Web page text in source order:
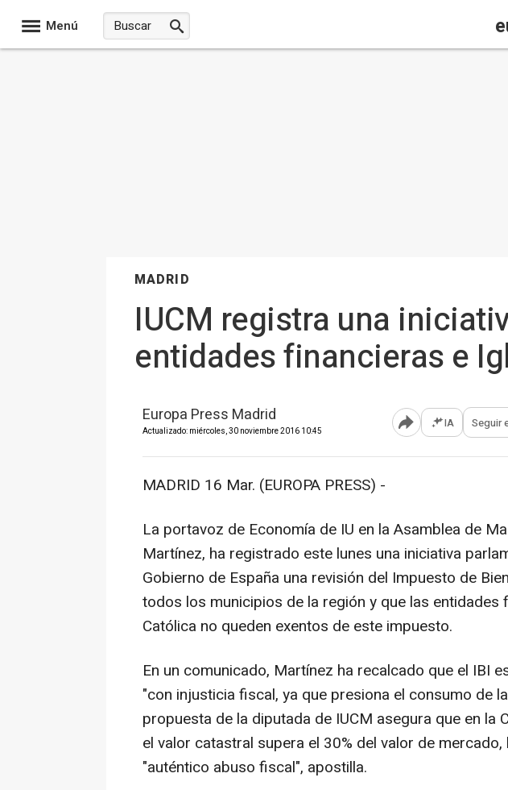
Menú
MADRID
IUCM registra una
entidades financieras e
Europa Press Madrid
Actualizado: miércoles, 30 noviembre 2016 10:45 Abrir opciones para
IA Seguir
MADRID 16 Mar. (EUROPA PRESS) -
La portavoz de Economía de IU en la Asamblea de
Martínez, ha registrado este lunes una iniciativa
Gobierno de España una revisión del Impuesto de
todos los municipios de la región y que las entidades
Católica no queden exentos de este impuesto.
En un comunicado, Martínez ha recalcado que el IBI
"con injusticia fiscal, ya que presiona el consumo de
propuesta de la diputada de IUCM asegura que en la
el valor catastral supera el 30% del valor de mercado,
"auténtico abuso fiscal", apostilla.